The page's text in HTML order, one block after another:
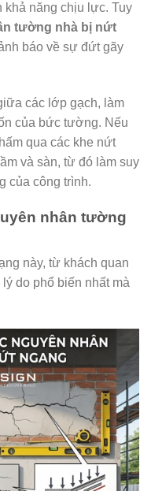
khả năng chịu lực. Tuy
tường nhà bị nứt
báo về sự đứt gãy
các lớp gạch, làm
của bức tường. Nếu
qua các khe nứt
và sàn, từ đó làm suy
của công trình.
nhân tường
này, từ khách quan
do phổ biến nhất mà